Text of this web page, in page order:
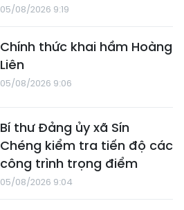
05/08/2026 9:19
Chính thức khai hầm Hoàng
Liên
05/08/2026 9:06
Bí thư Đảng ủy xã Sín
Chéng kiểm tra tiến độ các
công trình trọng điểm
05/08/2026 9:04